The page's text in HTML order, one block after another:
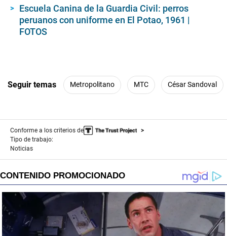
Escuela Canina de la Guardia Civil: perros
peruanos con uniforme en El Potao, 1961 |
FOTOS
Seguir temas Metropolitano MTC César Sandoval
Conforme a los criterios de
Tipo de trabajo:
Noticias